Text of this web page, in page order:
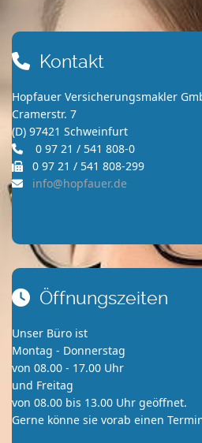
Kontakt
Hopfauer Versicherungsmakler
Cramerstr. 7
(D) 97421 Schweinfurt
0 97 21 / 541 808-0
0 97 21 / 541 808-299
info@hopfauer.de
Öffnungszeiten
Unser Büro ist
Montag - Donnerstag
von 08.00 - 17.00 Uhr
und Freitag
von 08.00 bis 13.00 Uhr geöffnet.
Gerne könne sie vorab einen